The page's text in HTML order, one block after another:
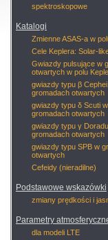
spektroskopowe
Katalogi
Zmienne ASAS-a w
Cele Keplera: Solar-
Gwiazdy pulsujące w
otwartych w polu
gwiazdy typu β
gromadach otwartych
gwiazdy typu δ Scuti w
gromadach otwartych
gwiazdy typu γ
gromadach otwartych
gwiazdy typu SPB w
otwartych
Cefeidy (nieradilne)
Podstawowe wskazówki
zmiany prędkości i
Parametry
dla modeli LTE